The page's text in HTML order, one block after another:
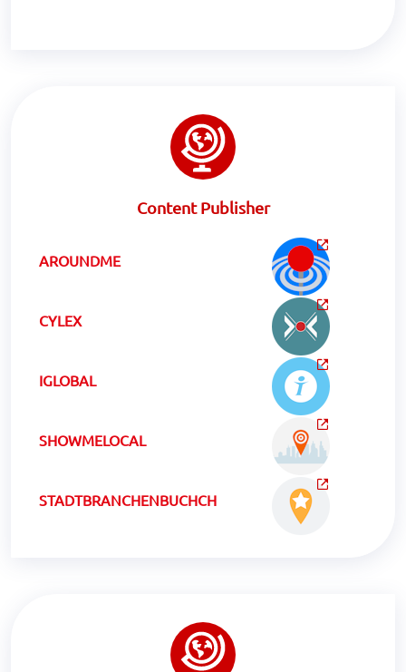
Content Publisher
AROUNDME
CYLEX
IGLOBAL
SHOWMELOCAL
STADTBRANCHENBUCHCH